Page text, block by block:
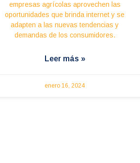
empresas agrícolas aprovechen las
oportunidades que brinda internet y se
adapten a las nuevas tendencias y
demandas de los consumidores.
Leer más »
enero 16, 2024